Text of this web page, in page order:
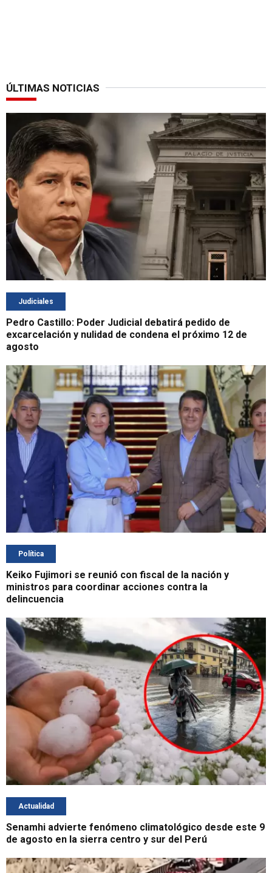
ÚLTIMAS NOTICIAS
Judiciales
Pedro Castillo: Poder Judicial debatirá pedido de
excarcelación y nulidad de condena el próximo 12 de
agosto
Política
Keiko Fujimori se reunió con fiscal de la nación y
ministros para coordinar acciones contra la
delincuencia
Actualidad
Senamhi advierte fenómeno climatológico desde este 9
de agosto en la sierra centro y sur del Perú